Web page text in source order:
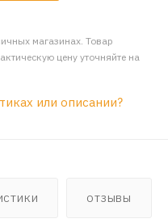
магазинах. Товар
цену уточняйте на
или описании?
ОТЗЫВЫ